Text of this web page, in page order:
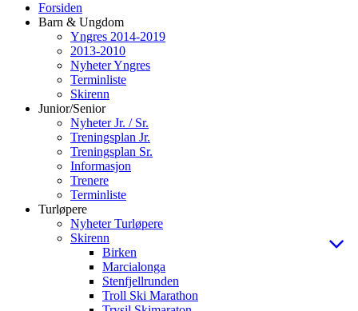
Forsiden
Barn & Ungdom
Yngres 2014-2019
2013-2010
Nyheter Yngres
Terminliste
Skirenn
Junior/Senior
Nyheter Jr. / Sr.
Treningsplan Jr.
Treningsplan Sr.
Informasjon
Trenere
Terminliste
Turløpere
Nyheter Turløpere
Skirenn
Birken
Marcialonga
Stenfjellrunden
Troll Ski Marathon